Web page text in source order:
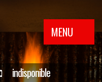
MENU
indisponible